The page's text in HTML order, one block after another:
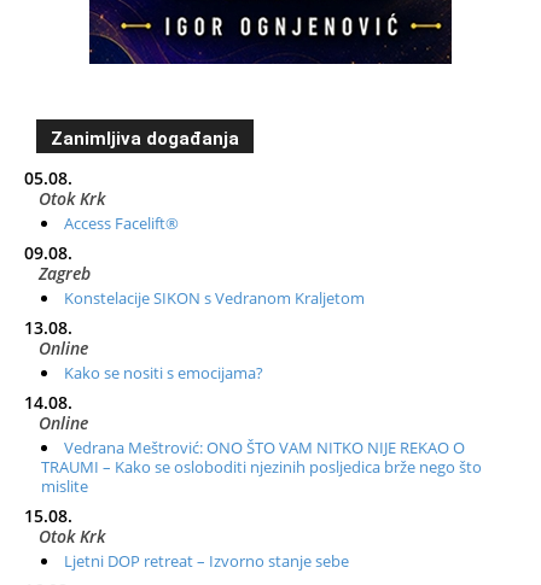
Zanimljiva događanja
05.08.
Otok Krk
Access Facelift®
09.08.
Zagreb
Konstelacije SIKON s Vedranom Kraljetom
13.08.
Online
Kako se nositi s emocijama?
14.08.
Online
Vedrana Meštrović: ONO ŠTO VAM NITKO NIJE REKAO O
TRAUMI – Kako se osloboditi njezinih posljedica brže nego što
mislite
15.08.
Otok Krk
Ljetni DOP retreat – Izvorno stanje sebe